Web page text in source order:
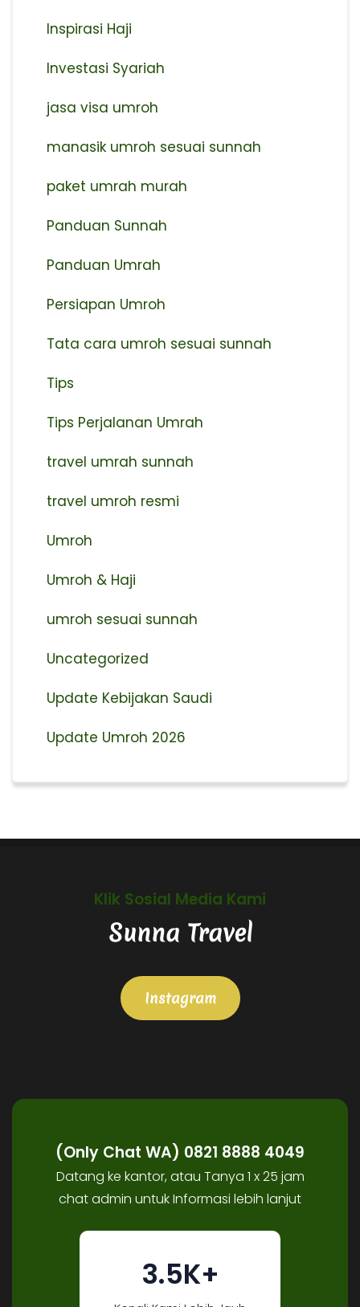
Inspirasi Haji
Investasi Syariah
jasa visa umroh
manasik umroh sesuai sunnah
paket umrah murah
Panduan Sunnah
Panduan Umrah
Persiapan Umroh
Tata cara umroh sesuai sunnah
Tips
Tips Perjalanan Umrah
travel umrah sunnah
travel umroh resmi
Umroh
Umroh & Haji
umroh sesuai sunnah
Uncategorized
Update Kebijakan Saudi
Update Umroh 2026
Klik Sosial Media Kami
Sunna Travel
Instagram
(Only Chat WA) 0821 8888 4049
Datang ke kantor, atau Tanya 1 x 25 jam
chat admin untuk Informasi lebih lanjut
3.5K+